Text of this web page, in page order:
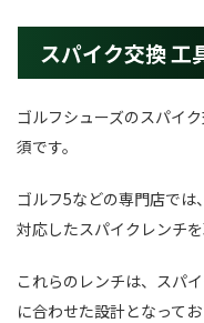
スパイク交換 工
ゴルフシューズのスパイ
須です。
ゴルフ5などの専門店で
対応したスパイクレンチを
これらのレンチは、スパ
に合わせた設計となって